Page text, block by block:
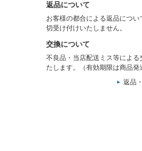
返品について
お客様の都合による返品につ
切受け付けいたしません。
交換について
不良品・当店配送ミス等によ
たします。（有効期限は商品発
返品